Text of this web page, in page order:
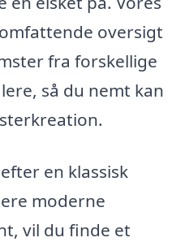
oversigt
fra forskellige
så du nemt kan
en klassisk
moderne
vil du finde et